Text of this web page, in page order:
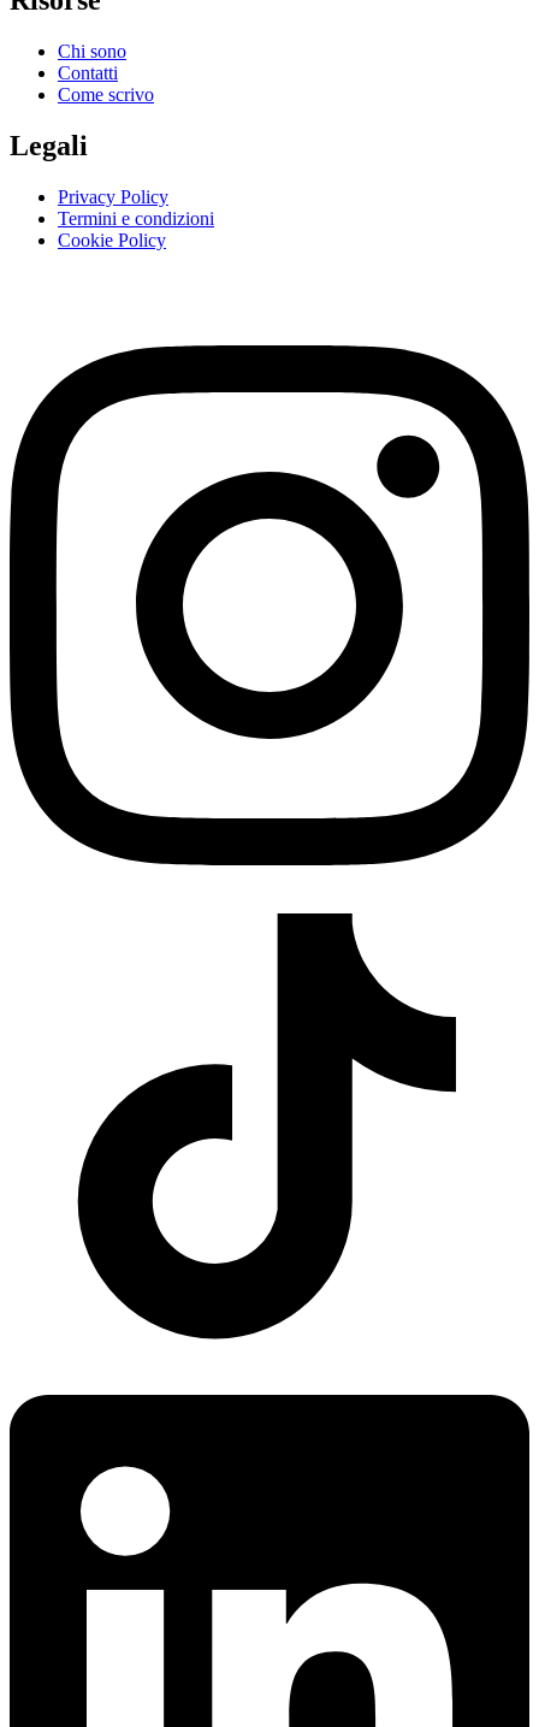
Chi sono
Contatti
Come scrivo
Legali
Privacy Policy
Termini e condizioni
Cookie Policy